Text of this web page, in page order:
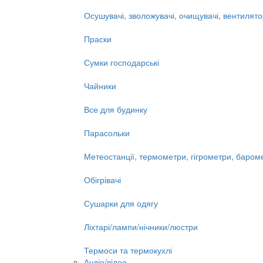
Осушувачі, зволожувачі, очищувачі,
Праски
Сумки господарські
Чайники
Все для будинку
Парасольки
Метеостанції, термометри, гігрометри,
Обігрівачі
Сушарки для одягу
Ліхтарі/лампи/нічники/люстри
Термоси та термокухлі